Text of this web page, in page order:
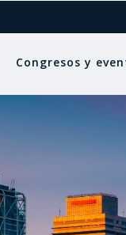
Congresos y